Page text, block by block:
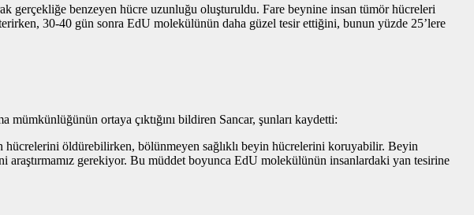
gerçekliğe benzeyen hücre uzunluğu oluşturuldu. Fare beynine insan tümör hücreleri
30-40 gün sonra EdU molekülünün daha güzel tesir ettiğini, bunun yüzde 25’lere
ortaya çıktığını bildiren Sancar, şunları kaydetti:
öldürebilirken, bölünmeyen sağlıklı beyin hücrelerini koruyabilir. Beyin
gerekiyor. Bu müddet boyunca EdU molekülünün insanlardaki yan tesirine